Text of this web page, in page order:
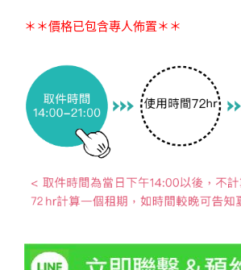
＊＊價格已包含專人佈置＊＊